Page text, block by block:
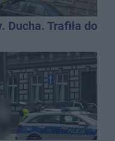
Ducha. Trafiła do